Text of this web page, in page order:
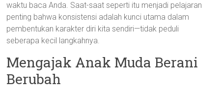
waktu baca Anda. Saat-saat seperti itu menjadi pelajaran
penting bahwa konsistensi adalah kunci utama dalam
pembentukan karakter diri kita sendiri—tidak peduli
seberapa kecil langkahnya.
Mengajak Anak Muda Berani
Berubah